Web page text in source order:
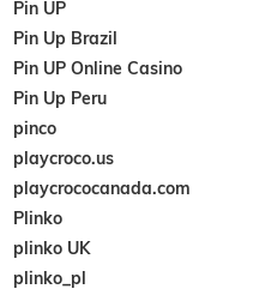
Pin UP
Pin Up Brazil
Pin UP Online Casino
Pin Up Peru
pinco
playcroco.us
playcrococanada.com
Plinko
plinko UK
plinko_pl